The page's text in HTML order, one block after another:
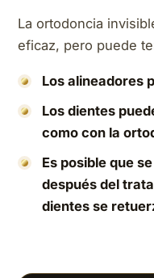
La ortodoncia
eficaz, pero puede
Los alineadores
Los dientes
como con la
Es posible que
después del
dientes se